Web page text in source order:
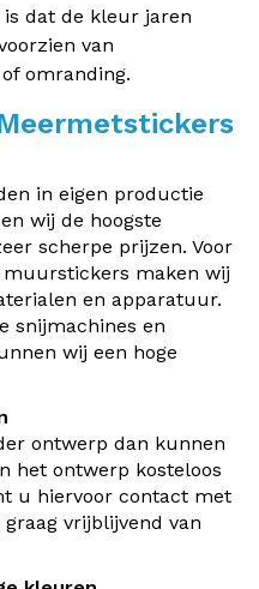
dat de kleur jaren
van
omranding.
in eigen productie
wij de hoogste
scherpe prijzen. Voor
muurstickers maken wij
en apparatuur.
snijmachines en
wij een hoge
ontwerp dan kunnen
het ontwerp kosteloos
u hiervoor contact met
vrijblijvend van